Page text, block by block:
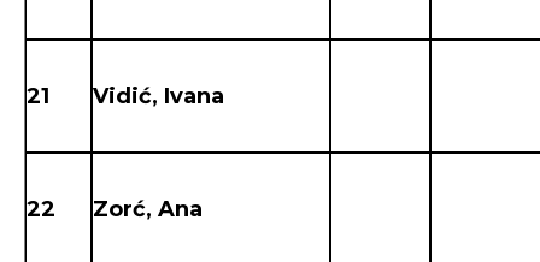
21 Vidić, Ivana
22 Zorć, Ana